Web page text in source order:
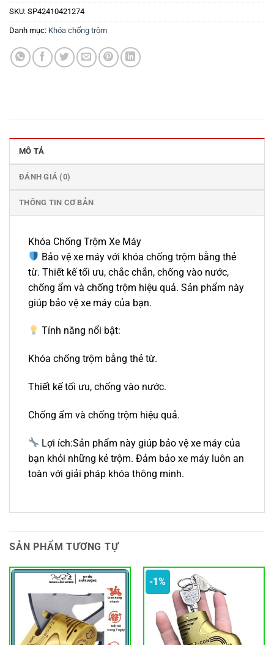
SKU: SP42410421274
Danh mục: Khóa chống trộm
MÔ TẢ
ĐÁNH GIÁ (0)
THÔNG TIN CƠ BẢN
Khóa Chống Trộm Xe Máy
Bảo vệ xe máy với khóa chống trộm bằng thẻ
từ. Thiết kế tối ưu, chắc chắn, chống vào nước,
chống ẩm và chống trộm hiệu quả. Sản phẩm này
giúp bảo vệ xe máy của bạn.
Tính năng nổi bật:
Khóa chống trộm bằng thẻ từ.
Thiết kế tối ưu, chống vào nước.
Chống ẩm và chống trộm hiệu quả.
Lợi ích:Sản phẩm này giúp bảo vệ xe máy của
bạn khỏi những kẻ trộm. Đảm bảo xe máy luôn an
toàn với giải pháp khóa thông minh.
SẢN PHẨM TƯƠNG TỰ
-1%